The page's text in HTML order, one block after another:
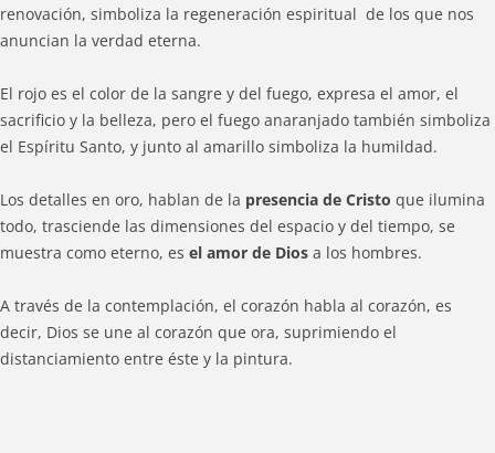
renovación, simboliza la regeneración espiritual de los que nos
anuncian la verdad eterna.
El rojo es el color de la sangre y del fuego, expresa el amor, el
sacrificio y la belleza, pero el fuego anaranjado también simboliza
el Espíritu Santo, y junto al amarillo simboliza la humildad.
Los detalles en oro, hablan de la presencia de Cristo que ilumina
todo, trasciende las dimensiones del espacio y del tiempo, se
muestra como eterno, es el amor de Dios a los hombres.
A través de la contemplación, el corazón habla al corazón, es
decir, Dios se une al corazón que ora, suprimiendo el
distanciamiento entre éste y la pintura.